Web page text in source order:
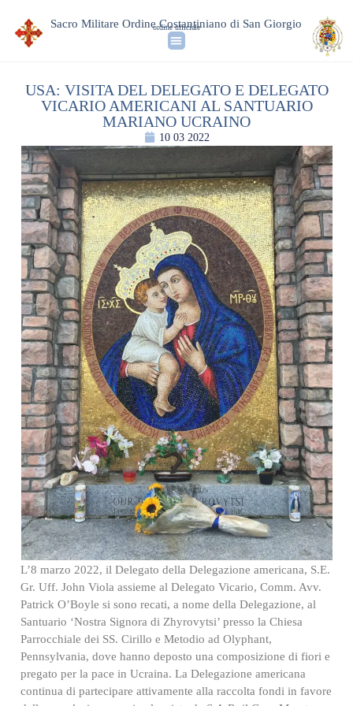
Sacro Militare Ordine Costantiniano di San Giorgio
ordine ufficiale
USA: VISITA DEL DELEGATO E DELEGATO
VICARIO AMERICANI AL SANTUARIO
MARIANO UCRAINO
10 03 2022
L’8 marzo 2022, il Delegato della Delegazione americana, S.E.
Gr. Uff. John Viola assieme al Delegato Vicario, Comm. Avv.
Patrick O’Boyle si sono recati, a nome della Delegazione, al
Santuario ‘Nostra Signora di Zhyrovytsi’ presso la Chiesa
Parrocchiale dei SS. Cirillo e Metodio ad Olyphant,
Pennsylvania, dove hanno deposto una composizione di fiori e
pregato per la pace in Ucraina. La Delegazione americana
continua di partecipare attivamente alla raccolta fondi in favore